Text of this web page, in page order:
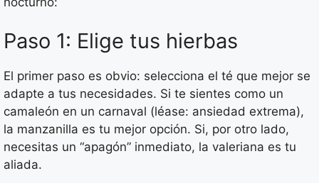
Paso 1: Elige tus hierbas
El primer paso es obvio: selecciona el té que mejor se
adapte a tus necesidades. Si te sientes como un
camaleón en un carnaval (léase: ansiedad extrema),
la manzanilla es tu mejor opción. Si, por otro lado,
necesitas un “apagón” inmediato, la valeriana es tu
aliada.